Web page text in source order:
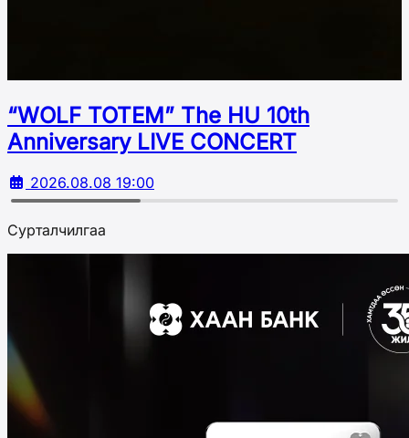
“WOLF TOTEM” The HU 10th
Аnniversary LIVE CONCERT
2026.08.08 19:00
Сурталчилгаа